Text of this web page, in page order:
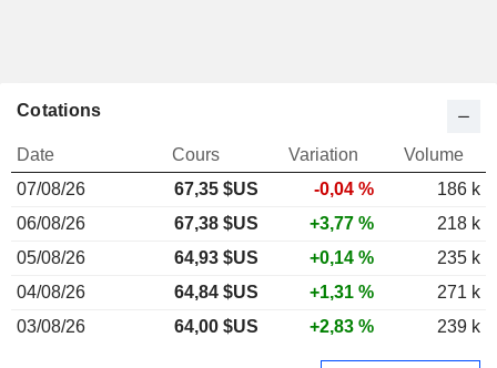
Cotations
Date Cours Variation
Volume
07/08/26
67,35 $US -0,04 %
186 k
06/08/26
67,38 $US +3,77 %
218 k
05/08/26
64,93 $US +0,14 %
235 k
04/08/26
64,84 $US +1,31 %
271 k
03/08/26
64,00 $US +2,83 % 239 k